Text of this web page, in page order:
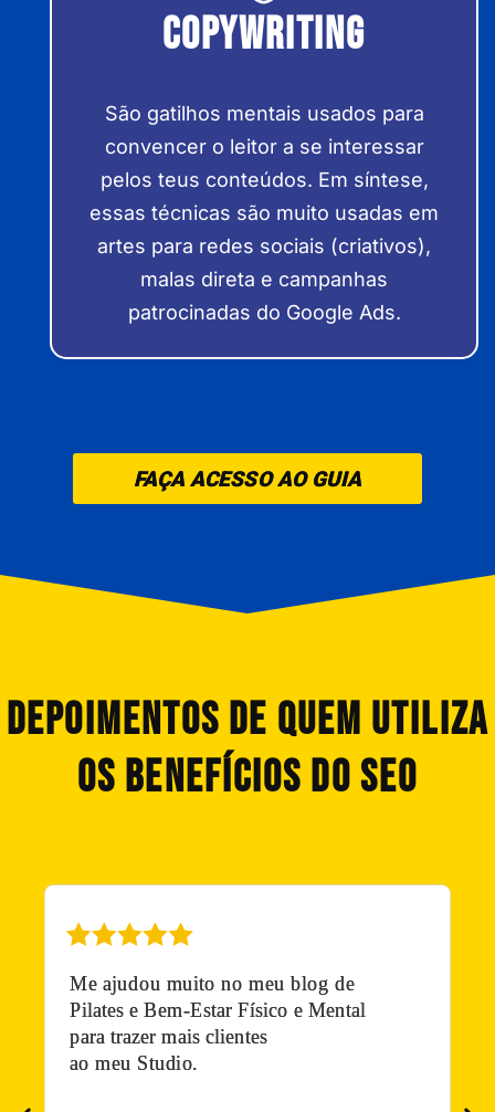
CopyWriting
São gatilhos mentais usados para
convencer o leitor a se interessar
pelos teus conteúdos. Em síntese,
essas técnicas são muito usadas em
artes para redes sociais (criativos),
malas direta e campanhas
patrocinadas do Google Ads.
FAÇA ACESSO AO GUIA
DEPOIMENTOS DE QUEM UTILIZA
OS BENEFÍCIOS DO SEO